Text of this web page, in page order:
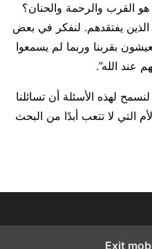
القرب والرحمة والحنان؟
الذين يفتقدهم. لنفكر في بعض
بقربنا وربما لم يسمعوا
عند الله”.
لهذه الأسئلة أن تسائلنا
التي لا تتعب أبدًا من البحث
Exit